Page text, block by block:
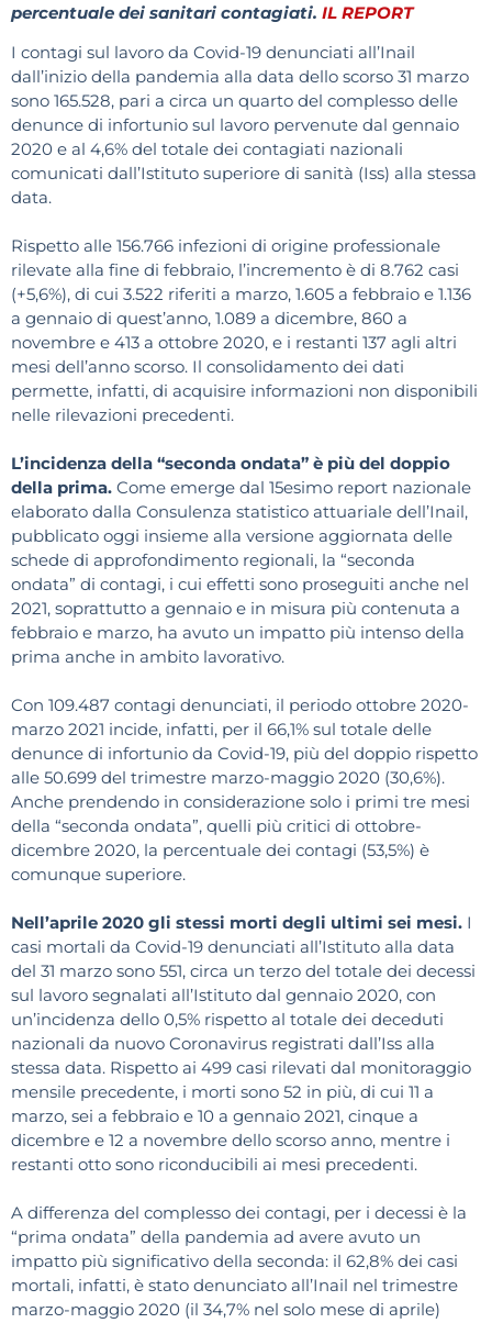
percentuale dei sanitari contagiati. IL REPORT
I contagi sul lavoro da Covid-19 denunciati all’Inail
dall’inizio della pandemia alla data dello scorso 31 marzo
sono 165.528, pari a circa un quarto del complesso delle
denunce di infortunio sul lavoro pervenute dal gennaio
2020 e al 4,6% del totale dei contagiati nazionali
comunicati dall’Istituto superiore di sanità (Iss) alla stessa
data.
Rispetto alle 156.766 infezioni di origine professionale
rilevate alla fine di febbraio, l’incremento è di 8.762 casi
(+5,6%), di cui 3.522 riferiti a marzo, 1.605 a febbraio e 1.136
a gennaio di quest’anno, 1.089 a dicembre, 860 a
novembre e 413 a ottobre 2020, e i restanti 137 agli altri
mesi dell’anno scorso. Il consolidamento dei dati
permette, infatti, di acquisire informazioni non disponibili
nelle rilevazioni precedenti.
L’incidenza della “seconda ondata” è più del doppio
della prima. Come emerge dal 15esimo report nazionale
elaborato dalla Consulenza statistico attuariale dell’Inail,
pubblicato oggi insieme alla versione aggiornata delle
schede di approfondimento regionali, la “seconda
ondata” di contagi, i cui effetti sono proseguiti anche nel
2021, soprattutto a gennaio e in misura più contenuta a
febbraio e marzo, ha avuto un impatto più intenso della
prima anche in ambito lavorativo.
Con 109.487 contagi denunciati, il periodo ottobre 2020-
marzo 2021 incide, infatti, per il 66,1% sul totale delle
denunce di infortunio da Covid-19, più del doppio rispetto
alle 50.699 del trimestre marzo-maggio 2020 (30,6%).
Anche prendendo in considerazione solo i primi tre mesi
della “seconda ondata”, quelli più critici di ottobre-
dicembre 2020, la percentuale dei contagi (53,5%) è
comunque superiore.
Nell’aprile 2020 gli stessi morti degli ultimi sei mesi. I
casi mortali da Covid-19 denunciati all’Istituto alla data
del 31 marzo sono 551, circa un terzo del totale dei decessi
sul lavoro segnalati all’Istituto dal gennaio 2020, con
un’incidenza dello 0,5% rispetto al totale dei deceduti
nazionali da nuovo Coronavirus registrati dall’Iss alla
stessa data. Rispetto ai 499 casi rilevati dal monitoraggio
mensile precedente, i morti sono 52 in più, di cui 11 a
marzo, sei a febbraio e 10 a gennaio 2021, cinque a
dicembre e 12 a novembre dello scorso anno, mentre i
restanti otto sono riconducibili ai mesi precedenti.
A differenza del complesso dei contagi, per i decessi è la
“prima ondata” della pandemia ad avere avuto un
impatto più significativo della seconda: il 62,8% dei casi
mortali, infatti, è stato denunciato all’Inail nel trimestre
marzo-maggio 2020 (il 34,7% nel solo mese di aprile)